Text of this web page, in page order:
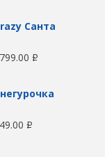
Санта
Р
Р